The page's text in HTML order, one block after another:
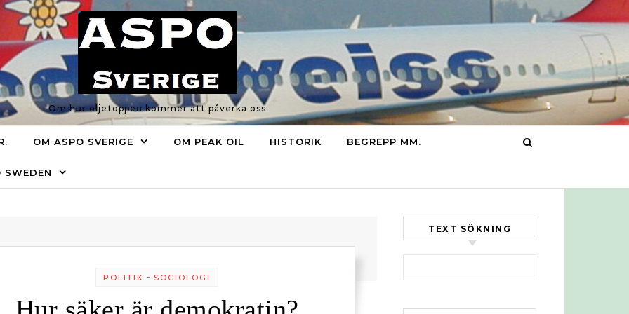
Om hur oljetoppen kommer att påverka oss
OM ASPO SVERIGE OM PEAK OIL HISTORIK BEGREPP MM.
POLITIK - SOCIOLOGI
TEXT SÖKNING